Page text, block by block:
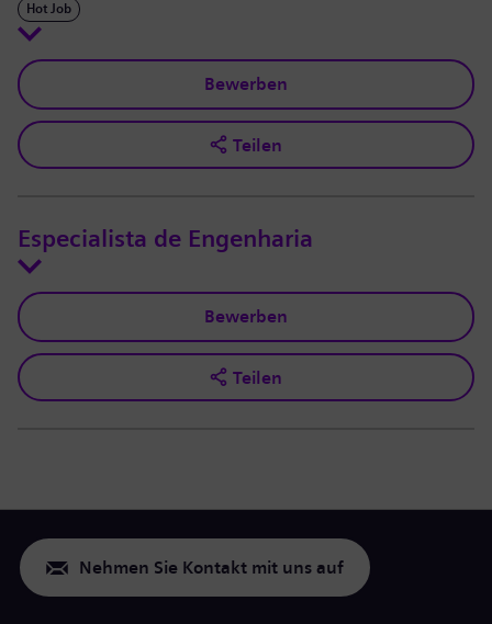
Hot Job
Bewerben
Teilen
Especialista de Engenharia
Bewerben
Teilen
Nehmen Sie Kontakt mit uns auf